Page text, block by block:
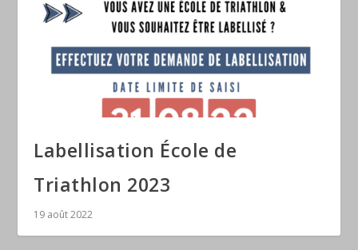
Labellisation École de
Triathlon 2023
19 août 2022